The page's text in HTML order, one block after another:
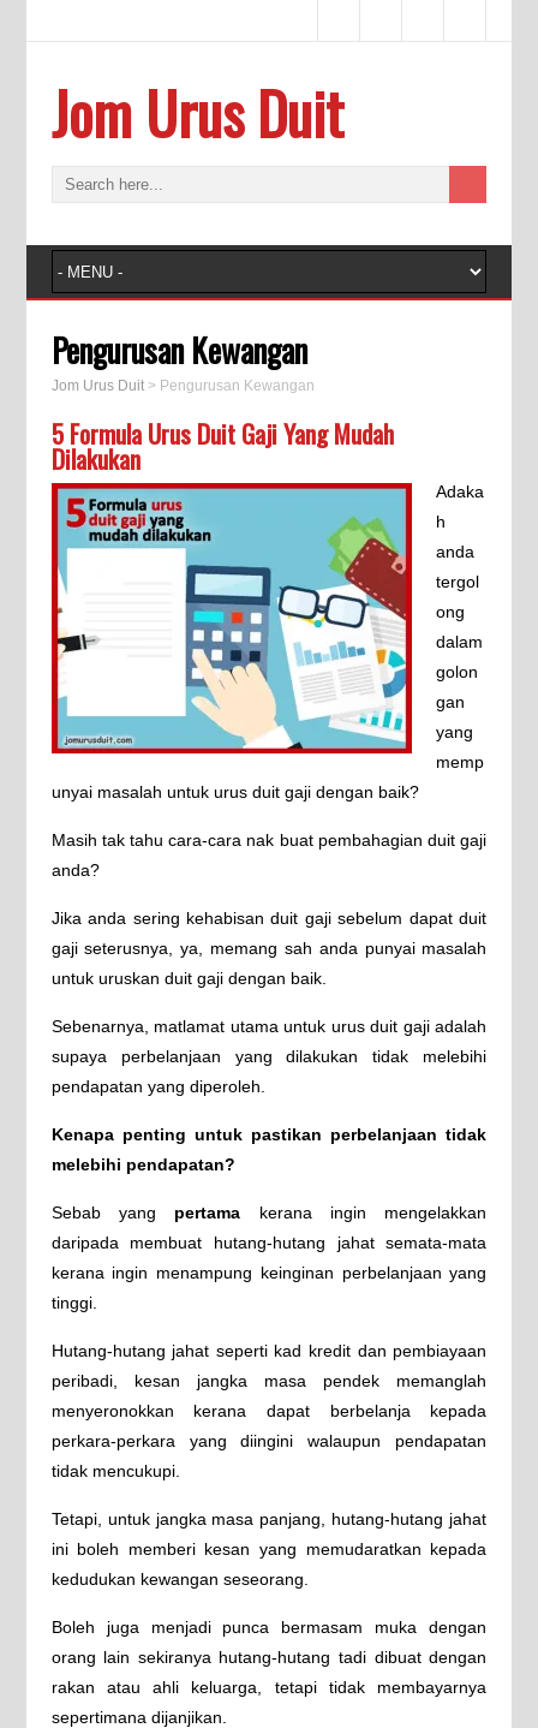
Jom Urus Duit
Pengurusan Kewangan
Jom Urus Duit> Pengurusan Kewangan
5 Formula Urus Duit Gaji Yang Mudah
Dilakukan
Adaka
h
anda
tergol
ong
dalam
golon
gan
yang
memp
unyai masalah untuk urus duit gaji dengan baik?
Masih tak tahu cara-cara nak buat pembahagian duit gaji
anda?
Jika anda sering kehabisan duit gaji sebelum dapat duit
gaji seterusnya, ya, memang sah anda punyai masalah
untuk uruskan duit gaji dengan baik.
Sebenarnya, matlamat utama untuk urus duit gaji adalah
supaya perbelanjaan yang dilakukan tidak melebihi
pendapatan yang diperoleh.
Kenapa penting untuk pastikan perbelanjaan tidak
melebihi pendapatan?
Sebab yang pertama kerana ingin mengelakkan
daripada membuat hutang-hutang jahat semata-mata
kerana ingin menampung keinginan perbelanjaan yang
tinggi.
Hutang-hutang jahat seperti kad kredit dan pembiayaan
peribadi, kesan jangka masa pendek memanglah
menyeronokkan kerana dapat berbelanja kepada
perkara-perkara yang diingini walaupun pendapatan
tidak mencukupi.
Tetapi, untuk jangka masa panjang, hutang-hutang jahat
ini boleh memberi kesan yang memudaratkan kepada
kedudukan kewangan seseorang.
Boleh juga menjadi punca bermasam muka dengan
orang lain sekiranya hutang-hutang tadi dibuat dengan
rakan atau ahli keluarga, tetapi tidak membayarnya
sepertimana dijanjikan.